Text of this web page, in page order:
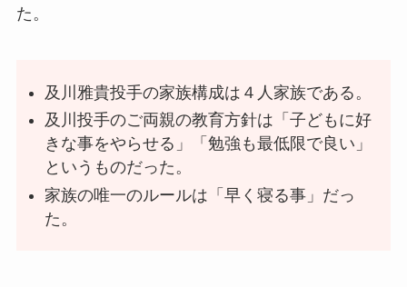
た。
及川雅貴投手の家族構成は４人家族である。
及川投手のご両親の教育方針は「子どもに好
きな事をやらせる」「勉強も最低限で良い」
というものだった。
家族の唯一のルールは「早く寝る事」だっ
た。